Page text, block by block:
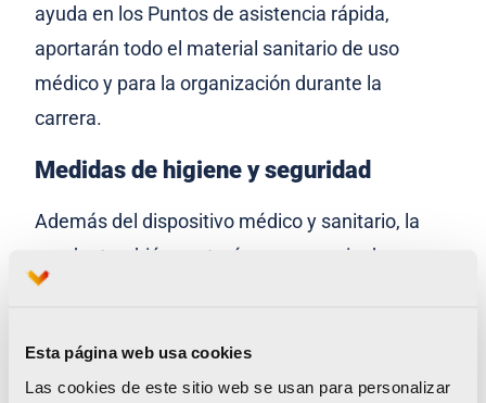
Esta página web usa cookies
Las cookies de este sitio web se usan para personalizar
ayuda en los Puntos de asistencia rápida,
aportarán todo el material sanitario de uso
médico y para la organización durante la
carrera.
Medidas de higiene y seguridad
Además del dispositivo médico y sanitario, la
prueba también contará con una serie de
medidas que empezarán en ExpoDeporte
Ciutat de les Arts i les Ciències, donde deberán
acudir con mascarilla y en grupos reducidos